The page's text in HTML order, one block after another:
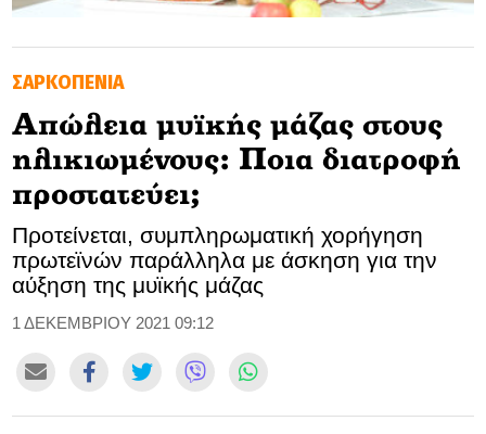
SOOZIE’S FRIENDS
CULTURE
TASTELAND
TECH
HEALTH
MEDIALAND
DRIVE
ΣΑΡΚΟΠΕΝΙΑ
Απώλεια μυϊκής μάζας στους
ηλικιωμένους: Ποια διατροφή
προστατεύει;
Προτείνεται, συμπληρωματική χορήγηση
πρωτεϊνών παράλληλα με άσκηση για την
αύξηση της μυϊκής μάζας
1 ΔΕΚΕΜΒΡΙΟΥ 2021 09:12